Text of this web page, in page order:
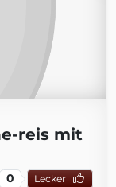
reis mit
0 Lecker